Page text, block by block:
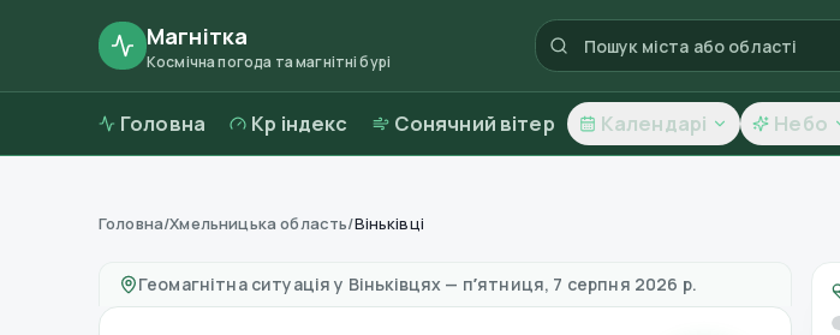
Магнітка
Космічна погода та магнітні бурі
Головна Kp індекс Сонячний вітер Календарі Небо
Магнітні бурі вВіньківцях—погода та якість повітря
Головна/Хмельницька область/Віньківці
Геомагнітна ситуація у Віньківцях — пʼятниця, 7 серпня 2026 р.